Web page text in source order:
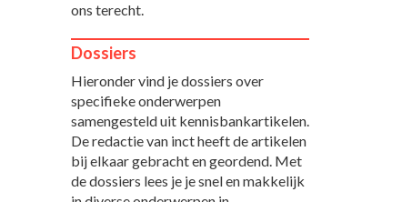
ons terecht.
Dossiers
Hieronder vind je dossiers over
specifieke onderwerpen
samengesteld uit kennisbankartikelen.
De redactie van inct heeft de artikelen
bij elkaar gebracht en geordend. Met
de dossiers lees je je snel en makkelijk